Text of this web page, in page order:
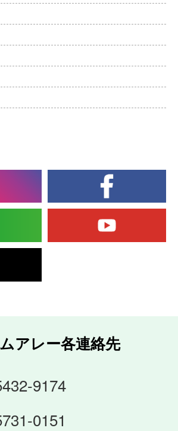
アレー各連絡先
9174
0151